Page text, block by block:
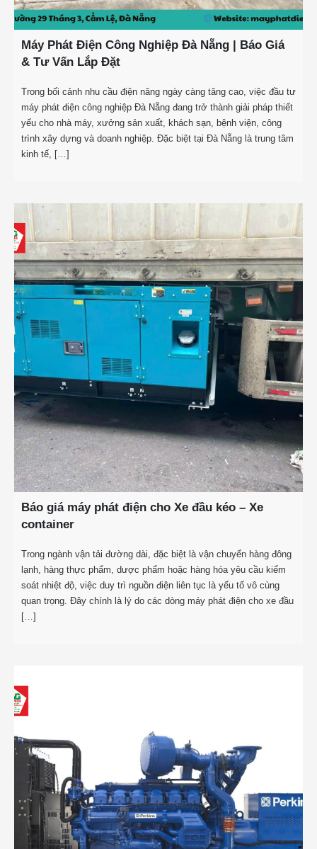
Máy Phát Điện Công Nghiệp Đà Nẵng | Báo Giá
& Tư Vấn Lắp Đặt
Trong bối cảnh nhu cầu điện năng ngày càng tăng cao, việc đầu tư
máy phát điện công nghiệp Đà Nẵng đang trở thành giải pháp thiết
yếu cho nhà máy, xưởng sản xuất, khách sạn, bệnh viện, công
trình xây dựng và doanh nghiệp. Đặc biệt tại Đà Nẵng là trung tâm
kinh tế, […]
Báo giá máy phát điện cho Xe đầu kéo – Xe
container
Trong ngành vận tải đường dài, đặc biệt là vận chuyển hàng đông
lạnh, hàng thực phẩm, dược phẩm hoặc hàng hóa yêu cầu kiểm
soát nhiệt độ, việc duy trì nguồn điện liên tục là yếu tố vô cùng
quan trọng. Đây chính là lý do các dòng máy phát điện cho xe đầu
[…]